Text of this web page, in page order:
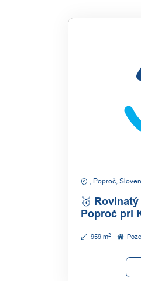
, Poproč,
🥇 Rovinatý
Poproč pri
959 m2